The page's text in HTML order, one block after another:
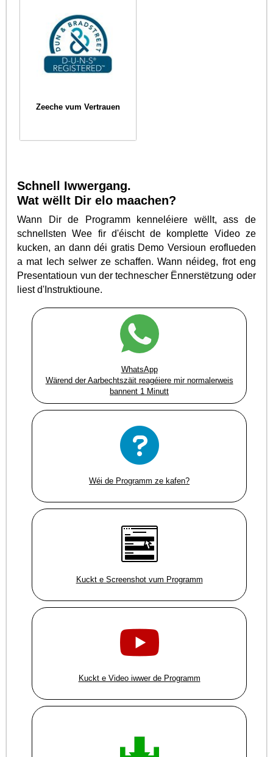
Zeeche vum Vertrauen
Schnell Iwwergang.
Wat wëllt Dir elo maachen?
Wann Dir de Programm kenneléiere wëllt, ass de
schnellsten Wee fir d'éischt de komplette Video ze
kucken, an dann déi gratis Demo Versioun eroflueden
a mat Iech selwer ze schaffen. Wann néideg, frot eng
Presentatioun vun der technescher Ënnerstëtzung oder
liest d'Instruktioune.
WhatsApp
Wärend der Aarbechtszäit reagéiere mir normalerweis
bannent 1 Minutt
Wéi de Programm ze kafen?
Kuckt e Screenshot vum Programm
Kuckt e Video iwwer de Programm